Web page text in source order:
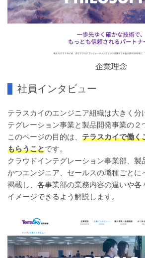
企業理念
社員インタビュー
テラスカイのエンジニア組織は大きく分
テグレーション事業と製品開発事業の２
このページの目的は、 テラスカイで働く
もらうことです。
クラウドインテグレーション事業部、製
かつエンジニア、セールスの職種ごとに
掲載し、各事業部の業務内容の違いや各
イメージできるよう解説します。